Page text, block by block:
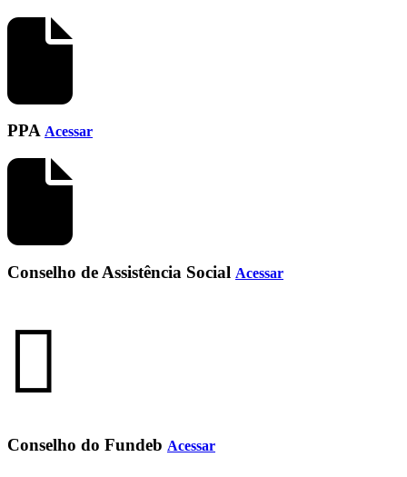
PPA Acessar
Conselho de Assistência Social Acessar
Conselho do Fundeb Acessar